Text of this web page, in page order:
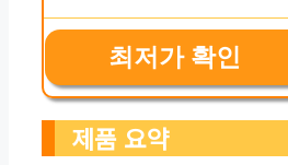
최저가 확인
제품 요약